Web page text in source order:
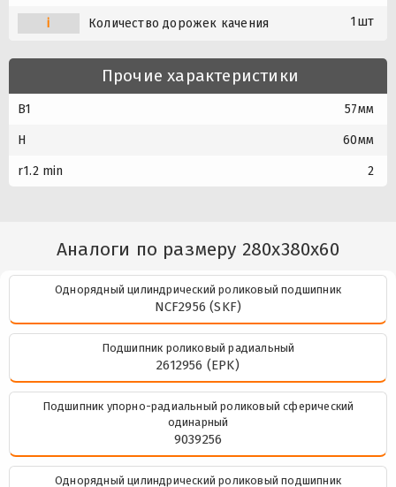
i Количество дорожек качения 1шт
Прочие характеристики
B1 57мм
H 60мм
r1.2 min 2
Аналоги по размеру 280x380x60
Однорядный цилиндрический роликовый подшипник
NCF2956 (SKF)
Подшипник роликовый радиальный
2612956 (EPK)
Подшипник упорно-радиальный роликовый сферический
одинарный
9039256
Однорядный цилиндрический роликовый подшипник